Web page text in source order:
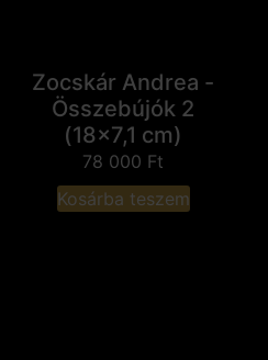
Zocskár Andrea -
Összebújók 2
(18x7,1 cm)
78 000 Ft
Kosárba teszem